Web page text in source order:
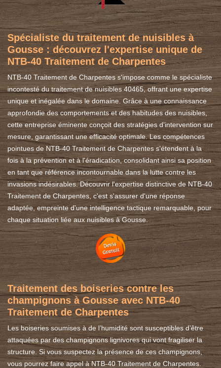
Spécialiste du traitement de nuisibles à
Gousse : découvrez l'expertise unique de
NTB-40 Traitement de Charpentes
NTB-40 Traitement de Charpentes s'impose comme le spécialiste
incontesté du traitement de nuisibles 40465, offrant une expertise
unique et inégalée dans le domaine. Grâce à une connaissance
approfondie des comportements et des habitudes des nuisibles,
cette entreprise éminente conçoit des stratégies d'intervention sur
mesure, garantissant une efficacité optimale. Les compétences
pointues de NTB-40 Traitement de Charpentes s'étendent à la
fois à la prévention et à l'éradication, consolidant ainsi sa position
en tant que référence incontournable dans la lutte contre les
invasions indésirables. Découvrir l'expertise distinctive de NTB-40
Traitement de Charpentes, c'est s'assurer d'une réponse
adaptée, empreinte d'une intelligence tactique remarquable, pour
chaque situation liée aux nuisibles à Gousse.
Traitement des boiseries contre les
champignons à Gousse avec NTB-40
Traitement de Charpentes
Les boiseries soumises à de l’humidité sont susceptibles d’être
attaquées par des champignons lignivores qui vont fragiliser la
structure. Si vous suspectez la présence de ces champignons,
vous pourrez faire appel à NTB-40 Traitement de Charpentes.